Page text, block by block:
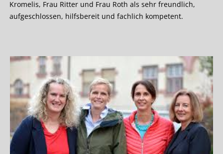
Kromelis, Frau Ritter und Frau Roth als sehr freundlich,
aufgeschlossen, hilfsbereit und fachlich kompetent.